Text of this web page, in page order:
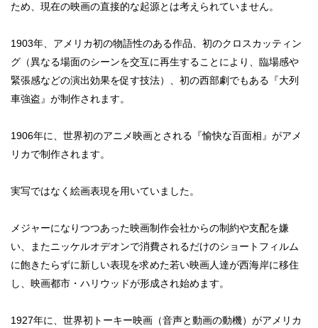
ため、現在の映画の直接的な起源とは考えられていません。
1903年、アメリカ初の物語性のある作品、初のクロスカッティン
グ（異なる場面のシーンを交互に再生することにより、臨場感や
緊張感などの演出効果を促す技法）、初の西部劇でもある『大列
車強盗』が制作されます。
1906年に、世界初のアニメ映画とされる『愉快な百面相』がアメ
リカで制作されます。
実写ではなく絵画表現を用いていました。
メジャーになりつつあった映画制作会社からの制約や支配を嫌
い、またニッケルオデオンで消費されるだけのショートフィルム
に飽きたらずに新しい表現を求めた若い映画人達が西海岸に移住
し、映画都市・ハリウッドが形成され始めます。
1927年に、世界初トーキー映画（音声と動画の動機）がアメリカ